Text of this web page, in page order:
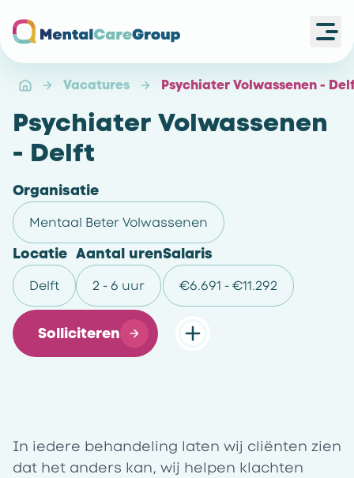
Vacatures Psychiater Volwassenen -
Psychiater Volwassenen
- Delft
Organisatie
Mentaal Beter Volwassenen
Locatie
Delft
Aantal uren
2 - 6 uur
Salaris
€6.691 - €11.292
Solliciteren
In iedere behandeling laten wij cliënten zien
dat het anders kan, wij helpen klachten